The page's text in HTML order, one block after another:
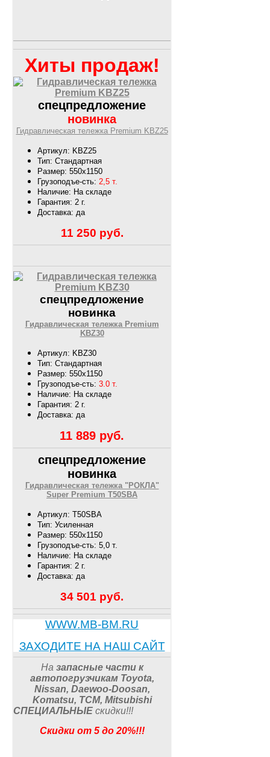
Хиты продаж!
спецпредложение
новинка
Гидравлическая тележка Premium KBZ25
Артикул: KBZ25
Тип: Стандартная
Размер: 550х1150
Грузоподъе-сть: 2,5 т.
Наличие: На складе
Гарантия: 2 г.
Доставка: да
11 250 руб.
спецпредложение
новинка
Гидравлическая тележка Premium
KBZ30
Артикул: KBZ30
Тип: Стандартная
Размер: 550х1150
Грузоподъе-сть: 3.0 т.
Наличие: На складе
Гарантия: 2 г.
Доставка: да
11 889 руб.
спецпредложение
новинка
Гидравлическая тележка "РОКЛА"
Super Premium T50SBA
Артикул: T50SBA
Тип: Усиленная
Размер: 550х1150
Грузоподъе-сть: 5,0 т.
Наличие: На складе
Гарантия: 2 г.
Доставка: да
34 501 руб.
WWW.MB-BM.RU
ЗАХОДИТЕ НА НАШ САЙТ
На запасные части к
автопогрузчикам Toyota,
Nissan, Daewoo-Doosan,
Komatsu, TCM, Mitsubishi
СПЕЦИАЛЬНЫЕ скидки!!!
Скидки от 5 до 20%!!!